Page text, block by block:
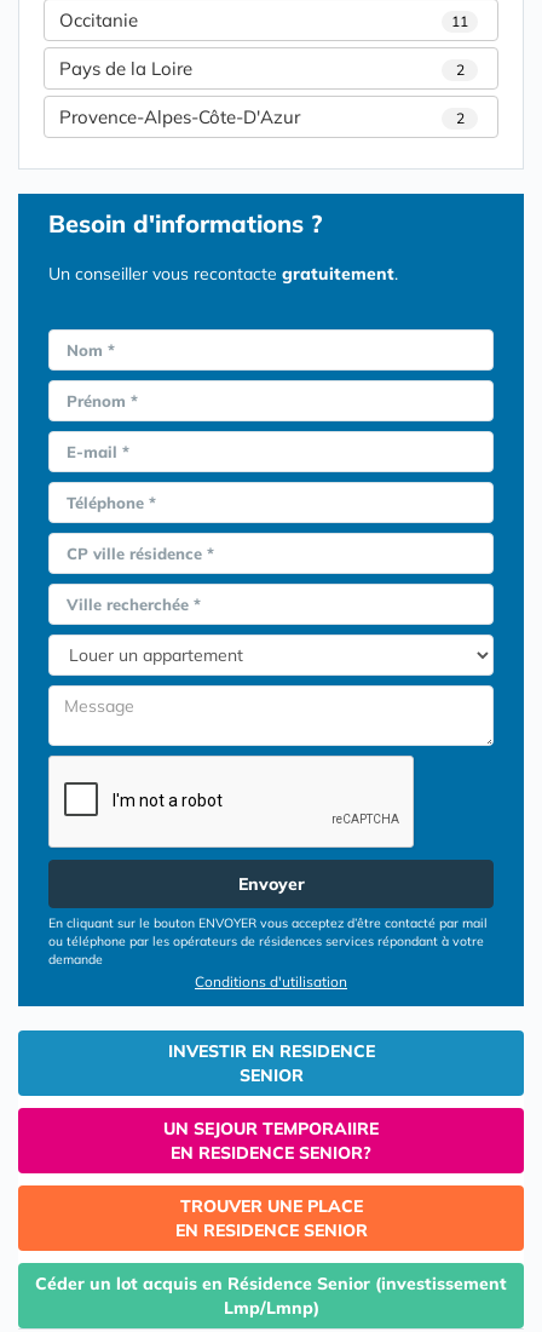
Occitanie 11
Pays de la Loire 2
Provence-Alpes-Côte-D'Azur 2
Besoin d'informations ?
Un conseiller vous recontacte gratuitement.
Nom *
Prénom *
E-mail *
Téléphone *
CP ville résidence *
Ville recherchée *
Envoyer
En cliquant sur le bouton ENVOYER vous acceptez d’être contacté par mail
ou téléphone par les opérateurs de résidences services répondant à votre
demande
Conditions d'utilisation
INVESTIR EN RESIDENCE
SENIOR
UN SEJOUR TEMPORAIIRE
EN RESIDENCE SENIOR?
TROUVER UNE PLACE
EN RESIDENCE SENIOR
Céder un lot acquis en Résidence Senior (investissement
Lmp/Lmnp)